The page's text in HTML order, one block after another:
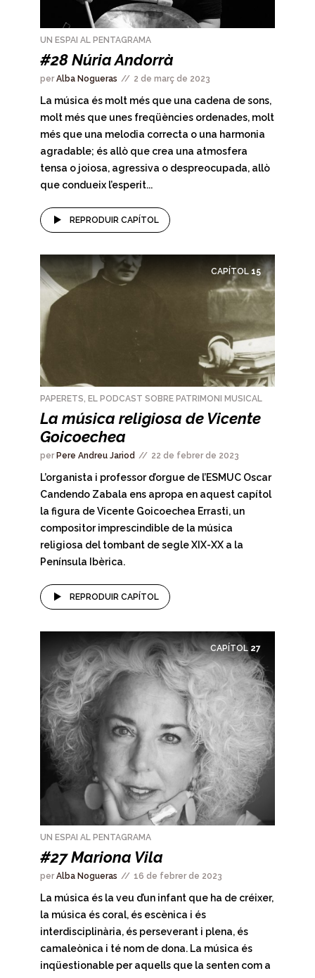
UN ESPAI AL PENTAGRAMA
#28 Núria Andorrà
perAlba Nogueras 2 de març de 2023
La música és molt més que una cadena de sons,
molt més que unes freqüències ordenades, molt
més que una melodia correcta o una harmonia
agradable; és allò que crea una atmosfera
tensa o joiosa, agressiva o despreocupada, allò
que condueix l’esperit...
REPRODUIR CAPÍTOL
CAPÍTOL 15
PAPERETS, EL PODCAST SOBRE PATRIMONI MUSICAL
La música religiosa de Vicente
Goicoechea
perPere Andreu Jariod 22 de febrer de 2023
L’organista i professor d’orgue de l’ESMUC Oscar
Candendo Zabala ens apropa en aquest capítol
la figura de Vicente Goicoechea Errasti, un
compositor imprescindible de la música
religiosa del tombant de segle XIX-XX a la
Península Ibèrica.
REPRODUIR CAPÍTOL
CAPÍTOL 27
UN ESPAI AL PENTAGRAMA
#27 Mariona Vila
perAlba Nogueras 16 de febrer de 2023
La música és la veu d’un infant que ha de créixer,
la música és coral, és escènica i és
interdisciplinària, és perseverant i plena, és
camaleònica i té nom de dona. La música és
inqüestionable per aquells que la senten com a